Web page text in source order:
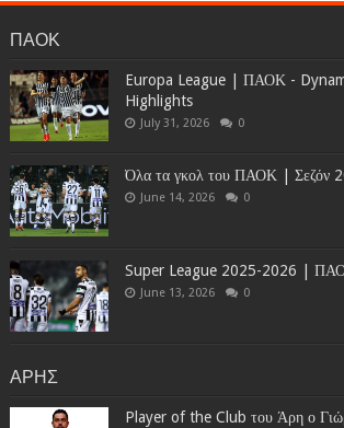
ΠΑΟΚ
Europa League | ΠΑΟΚ -
Highlights
July 31, 2026 0
Όλα τα γκολ του ΠΑΟΚ | Σεζόν
June 14, 2026 0
Super League 2025-2026 |
June 13, 2026 0
ΑΡΗΣ
Player of the Club του Άρη ο